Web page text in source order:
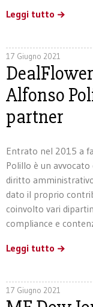
Leggi tutto
17 Giugno 2021
Alfonso
partner
Entrato nel 2015 a
Polillo è un
diritto
dato il proprio
coinvolto vari
compliance e
Leggi tutto
17 Giugno 2021